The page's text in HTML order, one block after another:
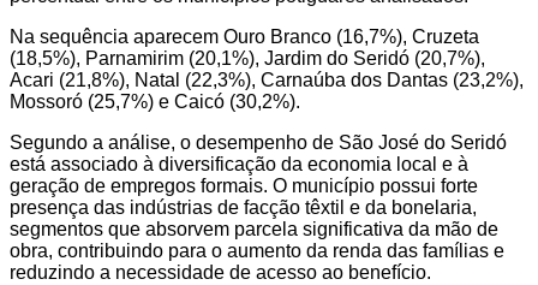
Na sequência aparecem Ouro Branco (16,7%), Cruzeta
(18,5%), Parnamirim (20,1%), Jardim do Seridó (20,7%),
Acari (21,8%), Natal (22,3%), Carnaúba dos Dantas (23,2%),
Mossoró (25,7%) e Caicó (30,2%).
Segundo a análise, o desempenho de São José do Seridó
está associado à diversificação da economia local e à
geração de empregos formais. O município possui forte
presença das indústrias de facção têxtil e da bonelaria,
segmentos que absorvem parcela significativa da mão de
obra, contribuindo para o aumento da renda das famílias e
reduzindo a necessidade de acesso ao benefício.